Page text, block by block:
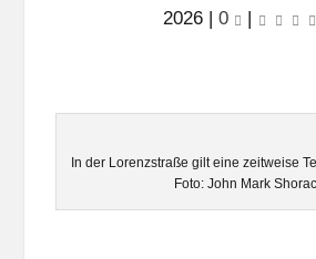
2026| 0 |
In der Lorenzstraße gilt eine zeitweise
Foto: John Mark